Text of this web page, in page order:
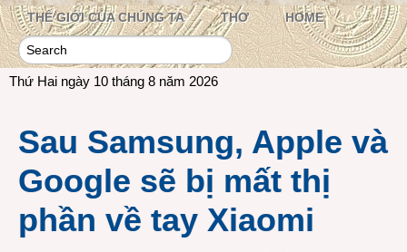
THẾ GIỚI CỦA CHÚNG TA THƠ HOME
Thứ Hai ngày 10 tháng 8 năm 2026
Sau Samsung, Apple và
Google sẽ bị mất thị
phần về tay Xiaomi